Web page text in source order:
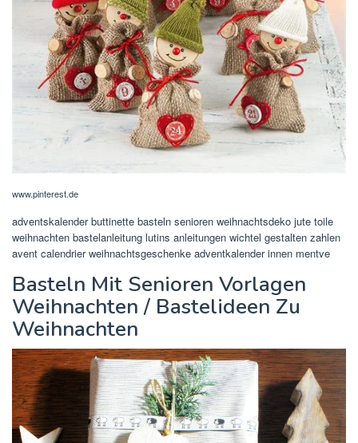
www.pinterest.de
adventskalender buttinette basteln senioren weihnachtsdeko jute toile
weihnachten bastelanleitung lutins anleitungen wichtel gestalten zahlen
avent calendrier weihnachtsgeschenke adventkalender innen mentve
Basteln Mit Senioren Vorlagen
Weihnachten / Bastelideen Zu
Weihnachten